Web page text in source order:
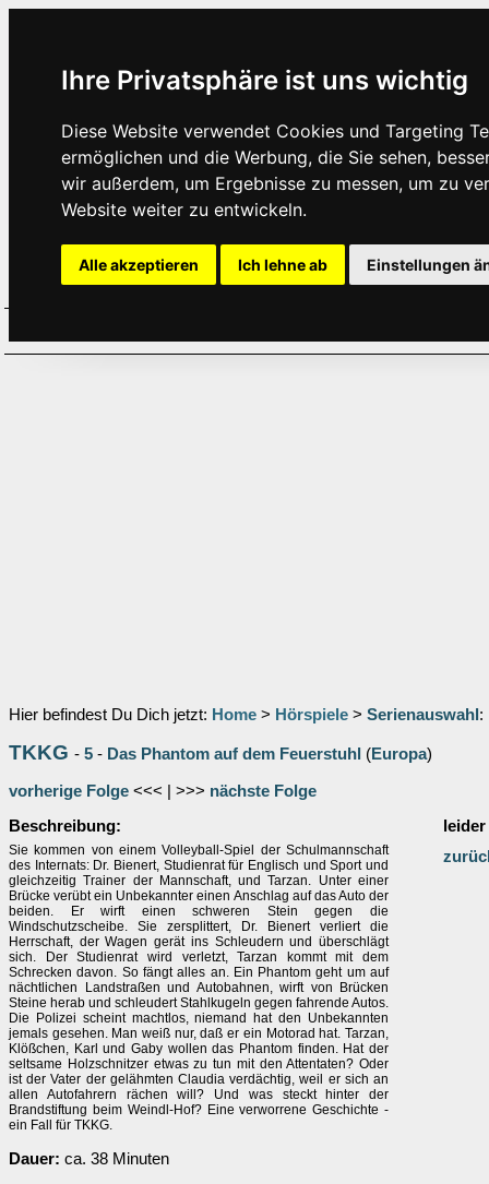
Ihre Privatsphäre ist uns wichtig
Diese Website verwendet Cookies und Targeting
ermöglichen und die Werbung, die Sie sehen,
wir außerdem, um Ergebnisse zu messen, um zu
Website weiter zu entwickeln.
Alle akzeptieren Ich lehne ab Einstellungen
Hier befindest Du Dich jetzt: Home > Hörspiele > Serienauswahl :
TKKG - 5 - Das Phantom auf dem Feuerstuhl (Europa)
vorherige Folge <<< | >>> nächste Folge
Beschreibung:
Sie kommen von einem Volleyball-Spiel der Schulmannschaft
des Internats: Dr. Bienert, Studienrat für Englisch und Sport und
gleichzeitig Trainer der Mannschaft, und Tarzan. Unter einer
Brücke verübt ein Unbekannter einen Anschlag auf das Auto der
beiden. Er wirft einen schweren Stein gegen die
Windschutzscheibe. Sie zersplittert, Dr. Bienert verliert die
Herrschaft, der Wagen gerät ins Schleudern und überschlägt
sich. Der Studienrat wird verletzt, Tarzan kommt mit dem
Schrecken davon. So fängt alles an. Ein Phantom geht um auf
nächtlichen Landstraßen und Autobahnen, wirft von Brücken
Steine herab und schleudert Stahlkugeln gegen fahrende Autos.
Die Polizei scheint machtlos, niemand hat den Unbekannten
jemals gesehen. Man weiß nur, daß er ein Motorad hat. Tarzan,
Klößchen, Karl und Gaby wollen das Phantom finden. Hat der
seltsame Holzschnitzer etwas zu tun mit den Attentaten? Oder
ist der Vater der gelähmten Claudia verdächtig, weil er sich an
allen Autofahrern rächen will? Und was steckt hinter der
Brandstiftung beim Weindl-Hof? Eine verworrene Geschichte -
ein Fall für TKKG.
Dauer: ca. 38 Minuten